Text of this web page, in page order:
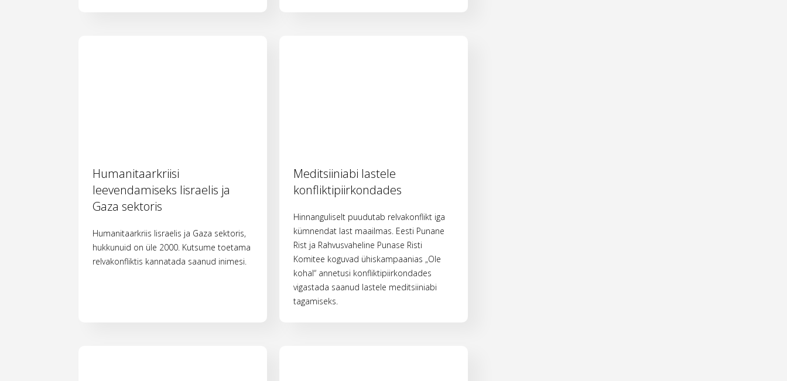
Humanitaarkriisi
leevendamiseks Iisraelis ja
Gaza sektoris
Humanitaarkriis Iisraelis ja Gaza sektoris,
hukkunuid on üle 2000. Kutsume toetama
relvakonfliktis kannatada saanud inimesi.
Meditsiiniabi lastele
konfliktipiirkondades
Hinnanguliselt puudutab relvakonflikt iga
kümnendat last maailmas. Eesti Punane
Rist ja Rahvusvaheline Punase Risti
Komitee koguvad ühiskampaanias „Ole
kohal“ annetusi konfliktipiirkondades
vigastada saanud lastele meditsiiniabi
tagamiseks.